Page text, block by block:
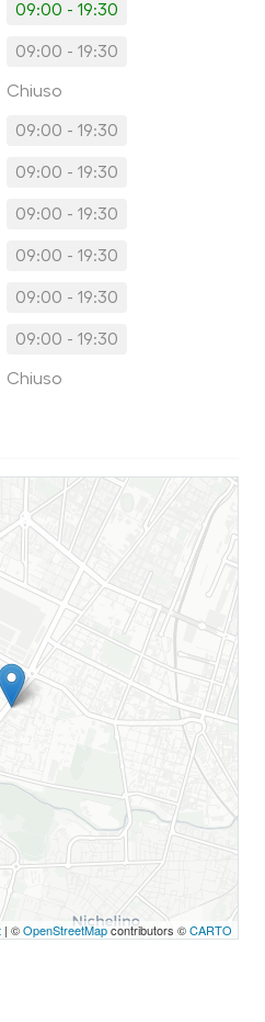
09:00 - 19:30
09:00 - 19:30
Chiuso
09:00 - 19:30
09:00 - 19:30
09:00 - 19:30
09:00 - 19:30
09:00 - 19:30
09:00 - 19:30
Chiuso
| ©OpenStreetMapcontributors ©CARTO